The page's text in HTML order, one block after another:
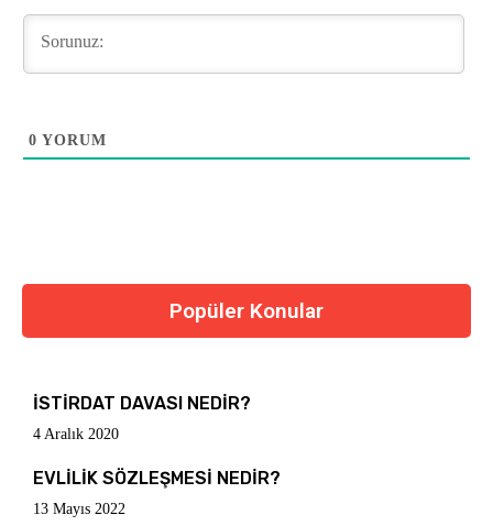
0 YORUM
Popüler Konular
İSTİRDAT DAVASI NEDİR?
4 Aralık 2020
EVLİLİK SÖZLEŞMESİ NEDİR?
13 Mayıs 2022